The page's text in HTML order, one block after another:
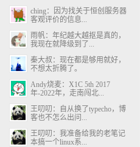
ching：因为找关于恒创服务器
客观评价的信息...
雨帆：年纪越大越抠是真的，
我现在就降级到了...
秦大叔：现在都是够用就好，
不想太折腾了。
Andy烧麦：X1C 5th 2017
年-2022年，走南闯北...
王叨叨：自从换了typecho，博
客也不怎么出问...
王叨叨：我准备给我的老笔记
本搞一个linux系...